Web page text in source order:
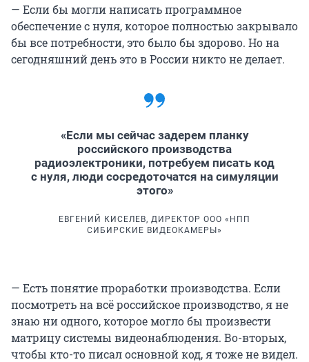
— Если бы могли написать программное
обеспечение с нуля, которое полностью закрывало
бы все потребности, это было бы здорово. Но на
сегодняшний день это в России никто не делает.
«Если мы сейчас задерем планку
российского производства
радиоэлектроники, потребуем писать код
с нуля, люди сосредоточатся на симуляции
этого»
ЕВГЕНИЙ КИСЕЛЕВ, ДИРЕКТОР ООО «НПП
СИБИРСКИЕ ВИДЕОКАМЕРЫ»
— Есть понятие проработки производства. Если
посмотреть на всё российское производство, я не
знаю ни одного, которое могло бы произвести
матрицу системы видеонаблюдения. Во-вторых,
чтобы кто-то писал основной код, я тоже не видел.